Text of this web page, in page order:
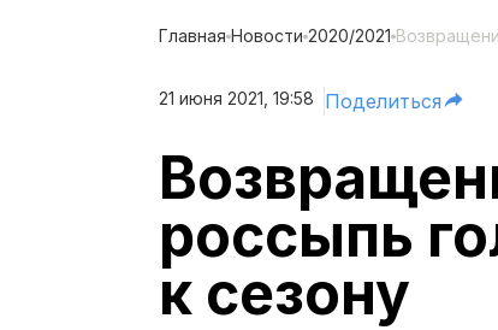
Главная Новости 2020/2021
21 июня 2021, 19:58 Поделиться
россыпь
к сезону